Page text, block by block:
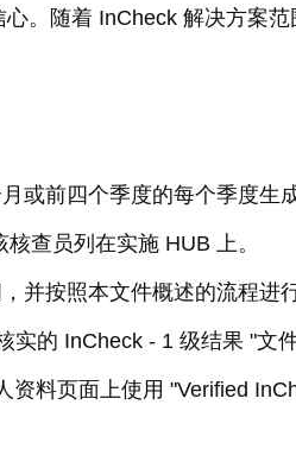
。随着 InCheck 解决方案
或前四个季度的每个季度生
查员列在实施 HUB 上。
并按照本文件概述的流程进
的 InCheck - 1 级结果 "文件
料页面上使用 "Verified